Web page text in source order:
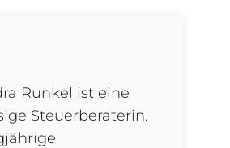
Runkel ist eine
Steuerberaterin.